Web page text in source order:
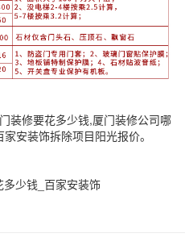
装修要花多少钱,厦门装修公司哪
安装饰拆除项目阳光报价。
少钱_百家安装饰